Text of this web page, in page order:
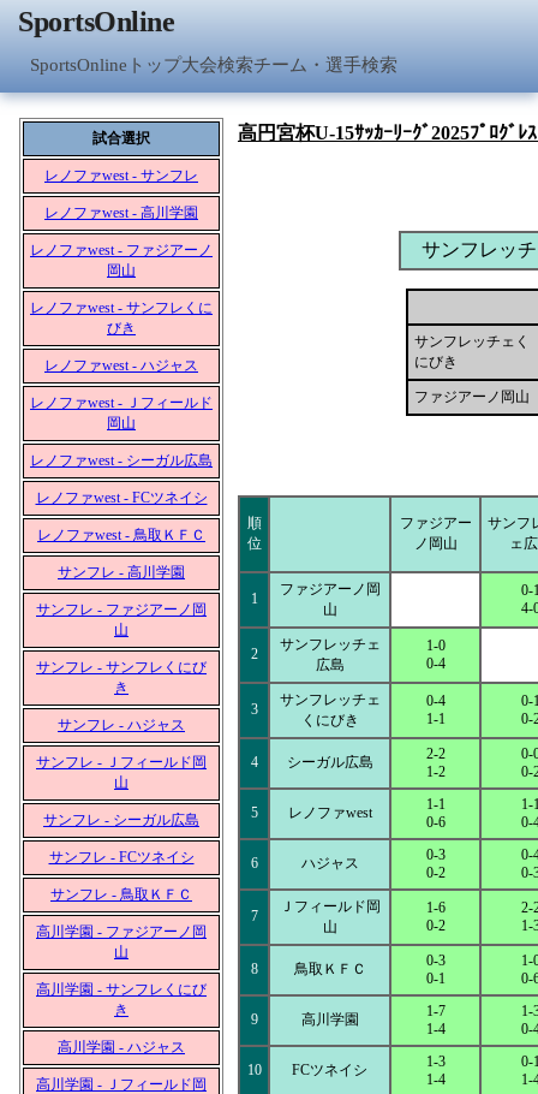
SportsOnline
SportsOnlineトップ大会検索チーム・選手検索
試合選択
レノファwest - サンフレ
レノファwest - 高川学園
レノファwest - ファジアーノ
岡山
レノファwest - サンフレくに
びき
レノファwest - ハジャス
レノファwest - Ｊフィールド
岡山
レノファwest - シーガル広島
レノファwest - FCツネイシ
レノファwest - 鳥取ＫＦＣ
サンフレ - 高川学園
サンフレ - ファジアーノ岡
山
サンフレ - サンフレくにび
き
サンフレ - ハジャス
サンフレ - Ｊフィールド岡
山
サンフレ - シーガル広島
サンフレ - FCツネイシ
サンフレ - 鳥取ＫＦＣ
高川学園 - ファジアーノ岡
山
高川学園 - サンフレくにび
き
高川学園 - ハジャス
高川学園 - Ｊフィールド岡
高円宮杯U-15ｻｯｶｰﾘｰｸﾞ2025ﾌﾟﾛｸﾞﾚ
サンフレッ
サンフレッチェく
にびき
ファジアーノ岡山
順
位
ファジアー
ノ岡山
サンフ
ェ
1
ファジアーノ岡
山
0-
4-
2
サンフレッチェ
広島
1-0
0-4
3
サンフレッチェ
くにびき
0-4
1-1
0-
0-
4 シーガル広島
2-2
1-2
0-
0-
5 レノファwest
1-1
0-6
1-
0-
6 ハジャス
0-3
0-2
0-
0-
7
Ｊフィールド岡
山
1-6
0-2
2-
1-
8 鳥取ＫＦＣ
0-3
0-1
1-
0-
9 高川学園
1-7
1-4
1-
0-
10 FCツネイシ
1-3
1-4
0-
1-